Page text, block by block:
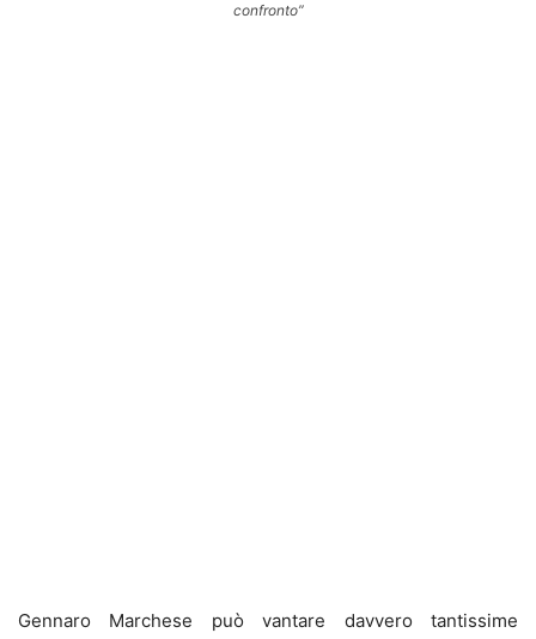
confronto”
Gennaro Marchese può vantare davvero tantissime